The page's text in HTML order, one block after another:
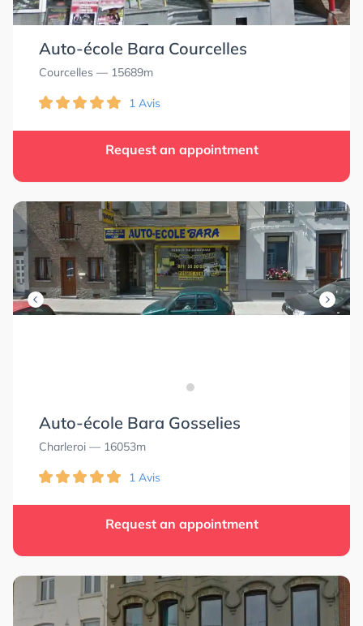
Auto-école Bara Courcelles
Courcelles — 15689m
1 Avis
Request an appointment
Auto-école Bara Gosselies
Charleroi — 16053m
1 Avis
Request an appointment
5.0
5.0